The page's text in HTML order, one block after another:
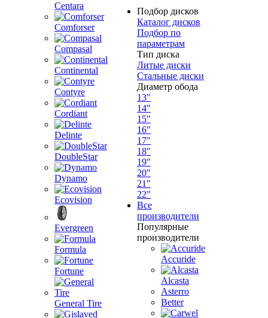
Centara
Comforser
Compasal
Continental
Contyre
Cordiant
Delinte
DoubleStar
Dynamo
Ecovision
Evergreen
Formula
Fortune
General Tire
Подбор дисков
Каталог дисков
Подбор по
параметрам
Тип диска
Литые диски
Стальные диски
Диаметр обода
13"
14"
15"
16"
17"
18"
19"
20"
21"
22"
Все
производители
Популярные
производители
Accuride
Alcasta
Asterro
Better